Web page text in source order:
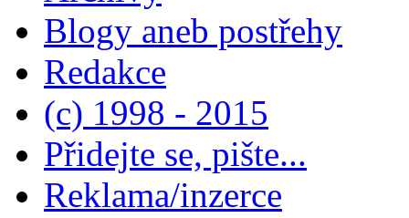
Blogy aneb postřehy
Redakce
(c) 1998 - 2015
Přidejte se, pište...
Reklama/inzerce